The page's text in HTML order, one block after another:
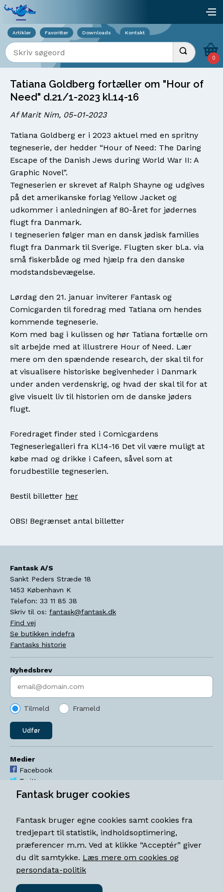
Artikler Favoritter Downloads Kontakt
Indtast søgeord Udfør søgning
0
Tatiana Goldberg fortæller om "Hour of
Need" d.21/1-2023 kl.14-16
Af Marit Nim, 05-01-2023
Tatiana Goldberg er i 2023 aktuel med en spritny
tegneserie, der hedder “Hour of Need: The Daring
Escape of the Danish Jews during World War II: A
Graphic Novel”.
Tegneserien er skrevet af Ralph Shayne og udgives
på det amerikanske forlag Yellow Jacket og
udkommer i anledningen af 80-året for jødernes
flugt fra Danmark.
I tegneserien følger man en dansk jødisk families
flugt fra Danmark til Sverige. Flugten sker bl.a. via
små fiskerbåde og med hjælp fra den danske
modstandsbevægelse.
Lørdag den 21. januar inviterer Fantask og
Comicgarden til foredrag med Tatiana om hendes
kommende tegneserie.
Kom med bag i kulissen og hør Tatiana fortælle om
sit arbejde med at illustrere Hour of Need. Lær
mere om den spændende research, der skal til for
at visualisere historiske begivenheder i Danmark
under anden verdenskrig, og hvad der skal til for at
give visuelt liv til historien om de danske jøders
flugt.
Foredraget finder sted i Comicgardens
Tegneseriegalleri fra Kl.14-16 Det vil være muligt at
købe mad og drikke i Cafeen, såvel som at
forudbestille tegneserien.
Bestil billetter her
OBS! Begrænset antal billetter
Fantask A/S
Sankt Peders Stræde 18
1453 København K
Telefon: 33 11 85 38
Skriv til os: fantask@fantask.dk
Find vej
Se butikken indefra
Fantasks historie
Nyhedsbrev
Indtast søgeord
Tilmeld Frameld
Udfør
Medier
Facebook
Twitter
YouTube
Åbningstider
Mandag-torsdag 11-18
Fredag 11-18.30
Lørdag 11-15
Viser overlay for indkøbskurv
Fantask bruger cookies
Fantask bruger egne cookies samt cookies fra
tredjepart til statistik, indholdsoptimering,
præferencer m.m. Ved at klikke “Acceptér” giver
du dit samtykke. Læs mere om cookies og
persondata-politik